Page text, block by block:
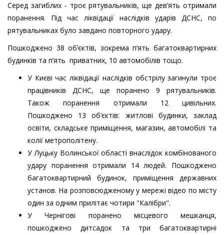
Серед загиблих - троє рятувальників, ще дев’ять отримали
поранення. Під час ліквідації наслідків ударів ДСНС, по
рятувальниках було завдано повторного удару.
Пошкоджено 38 об’єктів, зокрема п’ять багатоквартирних
будинків та п’ять приватних, 10 автомобілів тощо.
У Києві час ліквідації наслідків обстрілу загинули троє
працівників ДСНС, ще поранено 9 рятувальників.
Також поранення отримали 12 цивільних.
Пошкоджено 13 об’єктів: житлові будинки, заклад
освіти, складське приміщення, магазин, автомобілі та
колії метрополітену.
У Луцьку Волинської області внаслідок комбінованого
удару поранення отримали 14 людей. Пошкоджено
багатоквартирний будинок, приміщення державних
установ. На розповсюдженому у мережі відео по місту
один за одним прилітає чотири "Калібри".
У Чернігові поранено місцевого мешканця,
пошкоджено дитсадок та три багатоквартирні